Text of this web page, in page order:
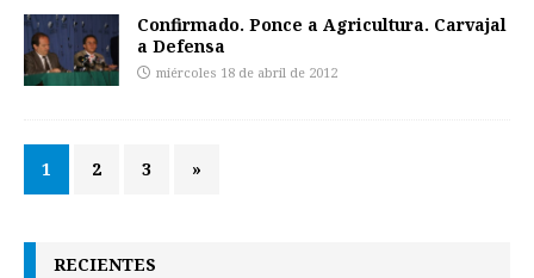
Confirmado. Ponce a Agricultura. Carvajal
a Defensa
miércoles 18 de abril de 2012
1 2 3 »
RECIENTES